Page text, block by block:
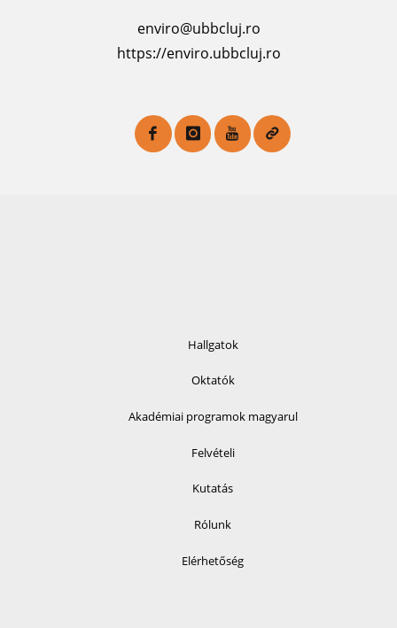
enviro@ubbcluj.ro
https://enviro.ubbcluj.ro
Hallgatok
Oktatók
Akadémiai programok magyarul
Felvételi
Kutatás
Rólunk
Elérhetőség